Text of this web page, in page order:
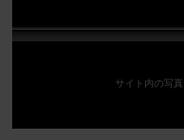
サイト内の写